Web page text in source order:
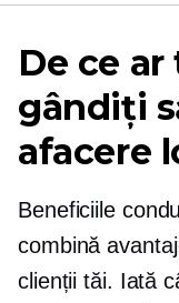
De ce
gândiți
afacere
Beneficiile
combină
clienții tăi. Iată